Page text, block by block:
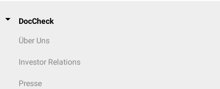
DocCheck
Über Uns
Investor Relations
Presse